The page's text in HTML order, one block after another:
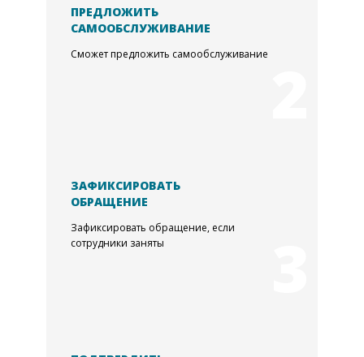
ПРЕДЛОЖИТЬ
САМООБСЛУЖИВАНИЕ
Сможет предложить самообслуживание
ЗАФИКСИРОВАТЬ
ОБРАЩЕНИЕ
Зафиксировать обращение, если
сотрудники заняты